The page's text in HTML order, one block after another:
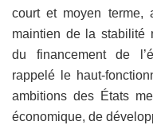
court et moyen terme,
maintien de la stabilité
du financement de
rappelé le haut-
ambitions des États
économique, de